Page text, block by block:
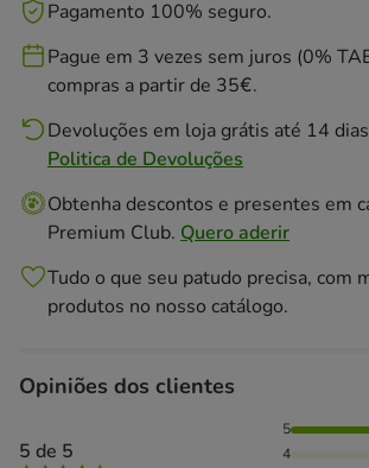
Pagamento 100% seguro.
Pague em 3 vezes sem juros (0%
compras a partir de 35€.
Devoluções em loja grátis até 14
Politica de Devoluções
Obtenha descontos e presentes em
Premium Club. Quero aderir
Tudo o que seu patudo precisa, com
produtos no nosso catálogo.
Opiniões dos clientes
5 de 5
100% das pessoas avaliaram com 5
5
4